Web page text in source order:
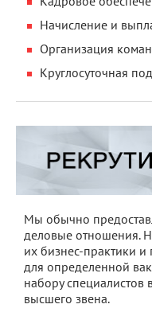
Начисление и
Организация
Круглосуточная
Мы обычно
деловые отношения.
их бизнес-практики и
для определенной
набору
высшего звена.